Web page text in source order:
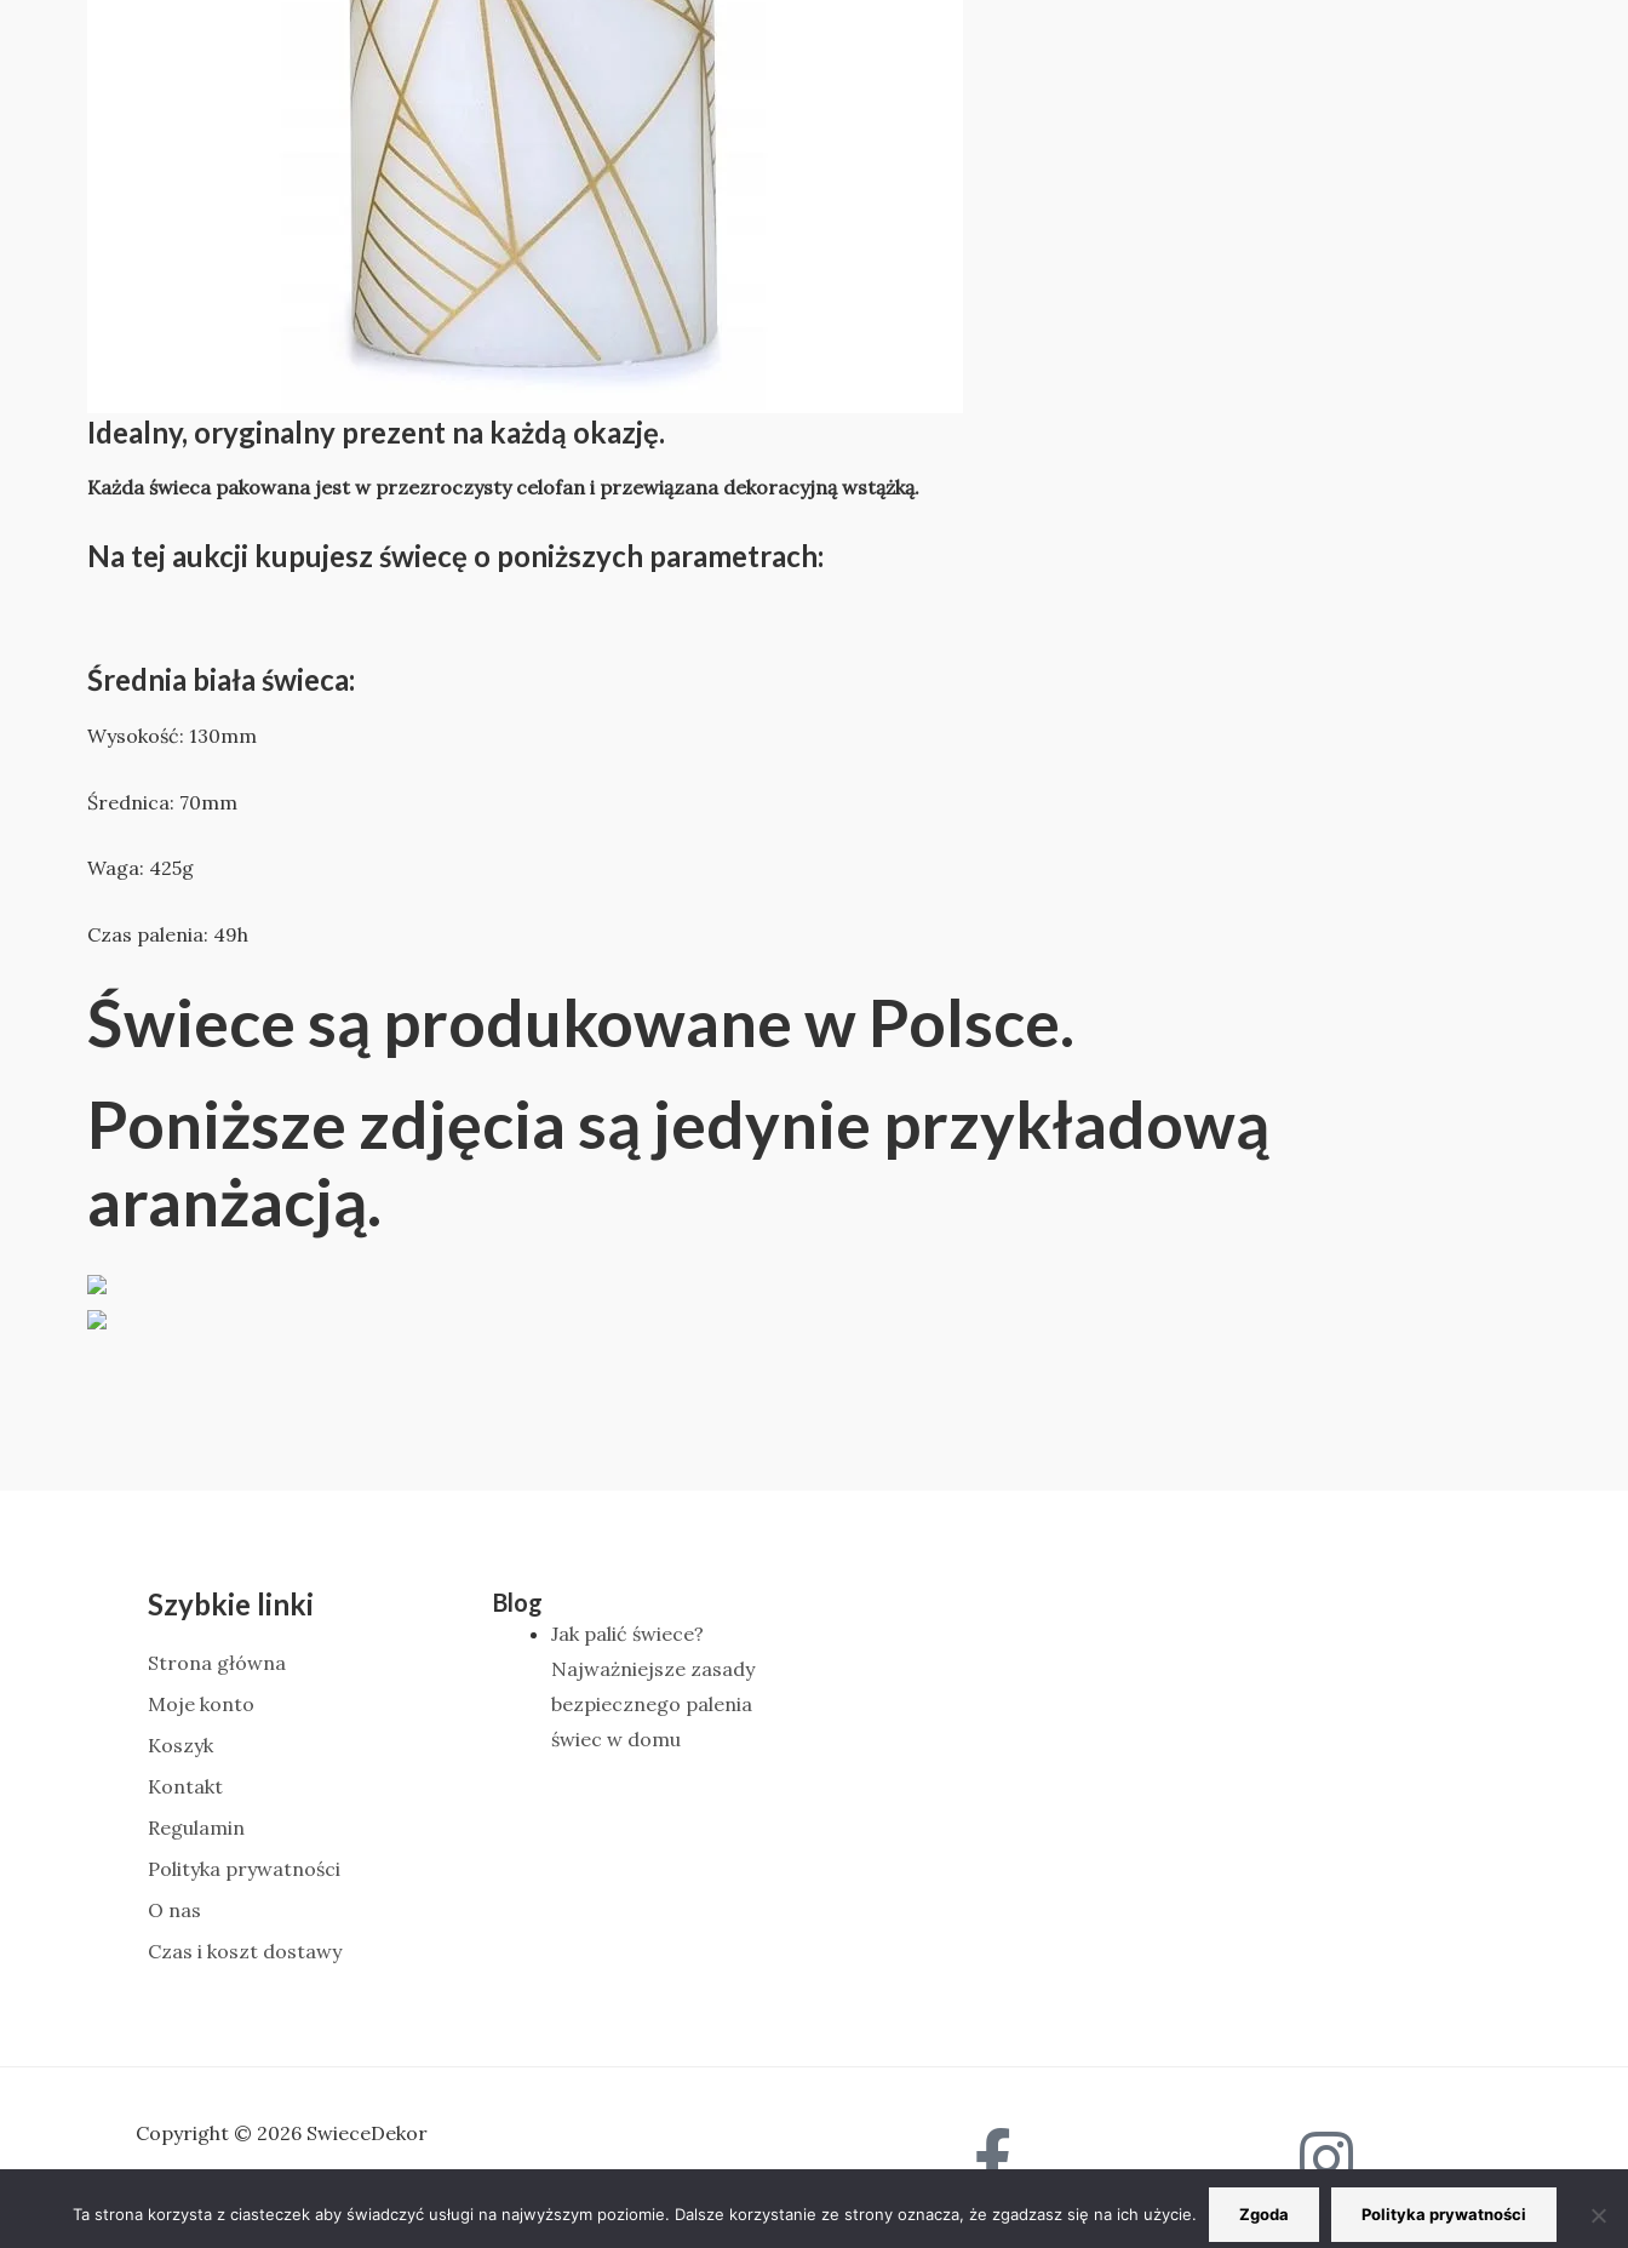
Idealny, oryginalny prezent na każdą okazję.
Każda świeca pakowana jest w przezroczysty celofan i przewiązana dekoracyjną wstążką.
Na tej aukcji kupujesz świecę o poniższych parametrach:
Średnia biała świeca:
Wysokość: 130mm
Średnica: 70mm
Waga: 425g
Czas palenia: 49h
Świece są produkowane w Polsce.
Poniższe zdjęcia są jedynie przykładową
aranżacją.
Szybkie linki
Strona główna
Moje konto
Koszyk
Kontakt
Regulamin
Polityka prywatności
O nas
Czas i koszt dostawy
Blog
Jak palić świece?
Najważniejsze zasady
bezpiecznego palenia
świec w domu
Copyright © 2026 SwieceDekor
Ta strona korzysta z ciasteczek aby świadczyć usługi na najwyższym poziomie. Dalsze korzystanie ze strony oznacza, że zgadzasz się na ich użycie. Zgoda Polityka prywatności